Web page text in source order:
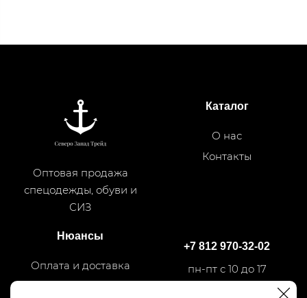
Оптовая продажа
спецодежды, обуви и
СИЗ
Каталог
О нас
Контакты
Нюансы
Оплата и доставка
+7 812 970-32-02
пн-пт с 10 до 17